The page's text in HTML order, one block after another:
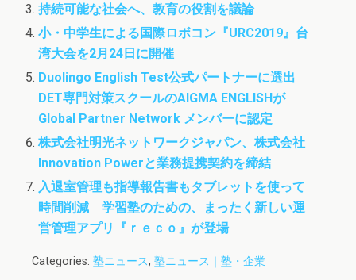
持続可能な社会へ、教育の役割を議論
小・中学生による国際ロボコン『URC2019』台
湾大会を2月24日に開催
Duolingo English Test公式パートナーに選出
DET専門対策スクールのAIGMA ENGLISHが
Global Partner Network メンバーに認定
株式会社明光ネットワークジャパン、株式会社
Innovation Powerと業務提携契約を締結
入退室管理も指導報告書もタブレットを使って
時間削減 学習塾のための、まったく新しい運
営管理アプリ『ｒｅｃｏ』が登場
Categories: 塾ニュース, 塾ニュース｜塾・企業